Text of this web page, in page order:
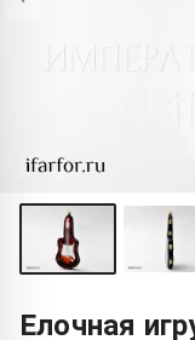
Елочная